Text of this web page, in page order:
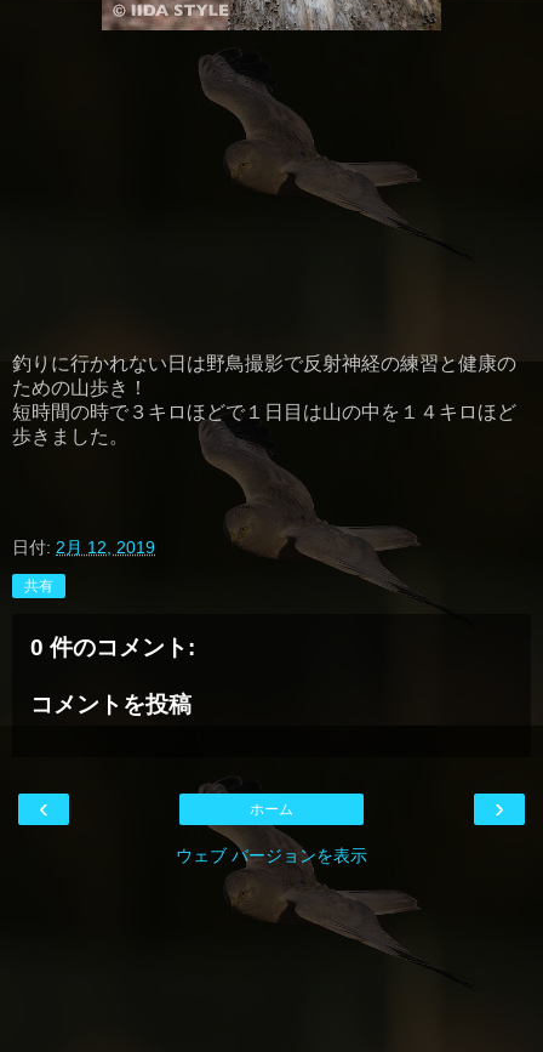
釣りに行かれない日は野鳥撮影で反射神経の練習と健康の
ための山歩き！
短時間の時で３キロほどで１日目は山の中を１４キロほど
歩きました。
日付: 2月 12, 2019
共有
0 件のコメント:
コメントを投稿
‹ ›
ホーム
ウェブ バージョンを表示